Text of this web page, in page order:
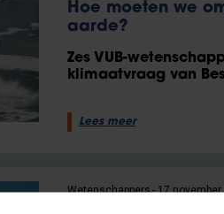
Hoe moeten we
aarde?
Zes VUB-
klimaatvraag van
Lees meer
Wetenschappers 17 november